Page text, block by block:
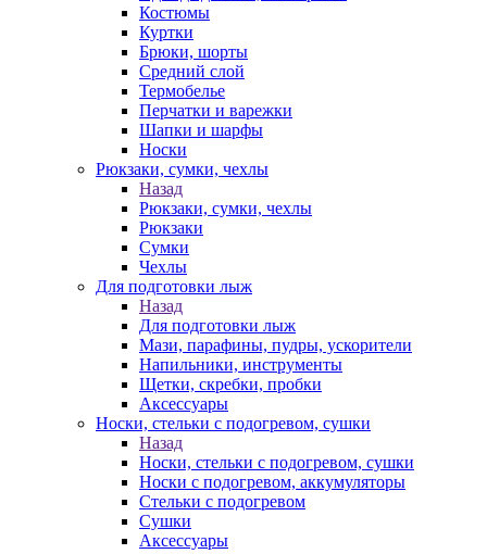
Костюмы
Куртки
Брюки, шорты
Средний слой
Термобелье
Перчатки и варежки
Шапки и шарфы
Носки
Рюкзаки, сумки, чехлы
Назад
Рюкзаки, сумки, чехлы
Рюкзаки
Сумки
Чехлы
Для подготовки лыж
Назад
Для подготовки лыж
Мази, парафины, пудры, ускорители
Напильники, инструменты
Щетки, скребки, пробки
Аксессуары
Носки, стельки с подогревом, сушки
Назад
Носки, стельки с подогревом, сушки
Носки с подогревом, аккумуляторы
Стельки с подогревом
Сушки
Аксессуары